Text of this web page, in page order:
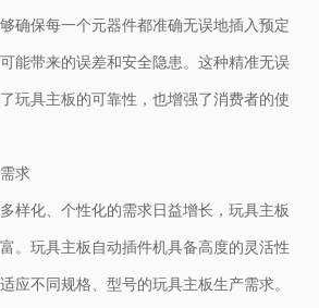
确保每一个元器件都准确无误地插入预定
能带来的误差和安全隐患。这种精准无误
玩具主板的可靠性，也增强了消费者的使
求
样化、个性化的需求日益增长，玩具主板
。玩具主板自动插件机具备高度的灵活性
应不同规格、型号的玩具主板生产需求。